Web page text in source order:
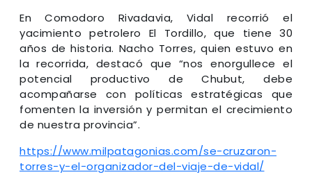
En Comodoro Rivadavia, Vidal recorrió el
yacimiento petrolero El Tordillo, que tiene 30
años de historia. Nacho Torres, quien estuvo en
la recorrida, destacó que “nos enorgullece el
potencial productivo de Chubut, debe
acompañarse con políticas estratégicas que
fomenten la inversión y permitan el crecimiento
de nuestra provincia”.
https://www.milpatagonias.com/se-cruzaron-
torres-y-el-organizador-del-viaje-de-vidal/